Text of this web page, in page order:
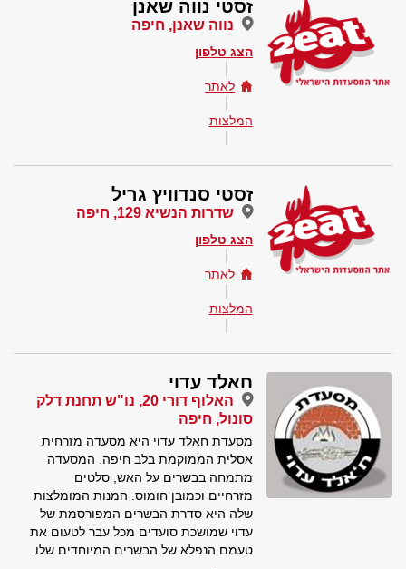
זסטי נווה שאנן
נווה שאנן, חיפה
הצג טלפון
לאתר
המלצות
זסטי סנדוויץ גריל
שדרות הנשיא 129, חיפה
הצג טלפון
לאתר
המלצות
חאלד עדוי
האלוף דורי 20, נו"ש תחנת דלק
סונול, חיפה
מסעדת חאלד עדוי היא מסעדה מזרחית
אסלית הממוקמת בלב חיפה. המסעדה
מתמחה בבשרים על האש, סלטים
מזרחיים וכמובן חומוס. המנות המומלצות
שלה היא סדרת הבשרים המפורסמת של
עדוי שמושכת סועדים מכל עבר לטעום את
טעמם הנפלא של הבשרים המיוחדים שלו.